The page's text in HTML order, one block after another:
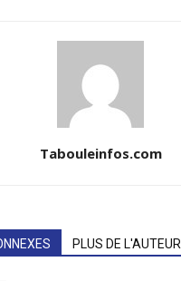
Tabouleinfos.com
PLUS DE L'AUTEUR